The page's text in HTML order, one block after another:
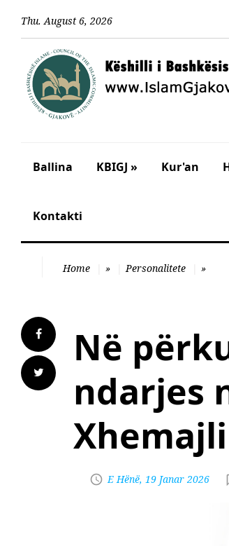
Thu. August 6, 2026
Ballina KBIGJ » Kur'an
Kontakti
Home » Personalitete »
Në
ndarjes
E Hënë, 19 Janar 2026